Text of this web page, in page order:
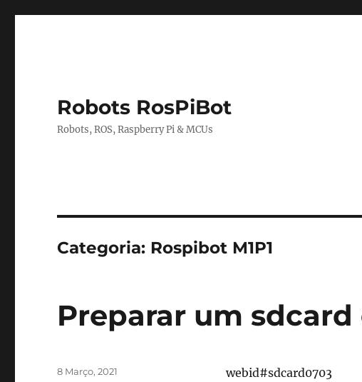
Robots RosPiBot
Robots, ROS, Raspberry Pi & MCUs
Categoria: Rospibot M1P1
Preparar um
webid#sdcard0703
Publicado
8 Março, 2021